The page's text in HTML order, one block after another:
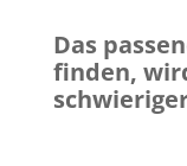
Das
finden,